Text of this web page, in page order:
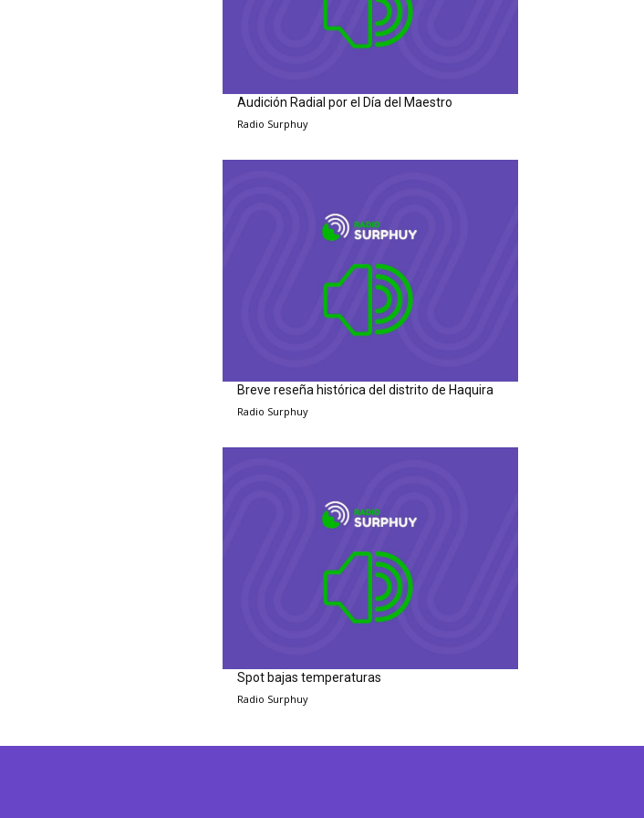
Audición Radial por el Día del Maestro
Radio Surphuy
Breve reseña histórica del distrito de Haquira
Radio Surphuy
Spot bajas temperaturas
Radio Surphuy